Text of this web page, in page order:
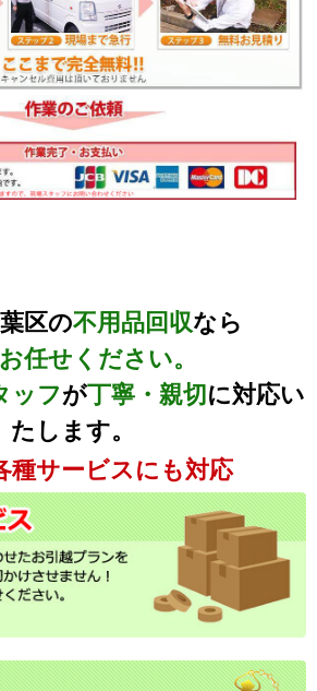
区の不用品回収なら
任せください。
ッフが丁寧・親切 に対応い
たします。
種サービスにも対応